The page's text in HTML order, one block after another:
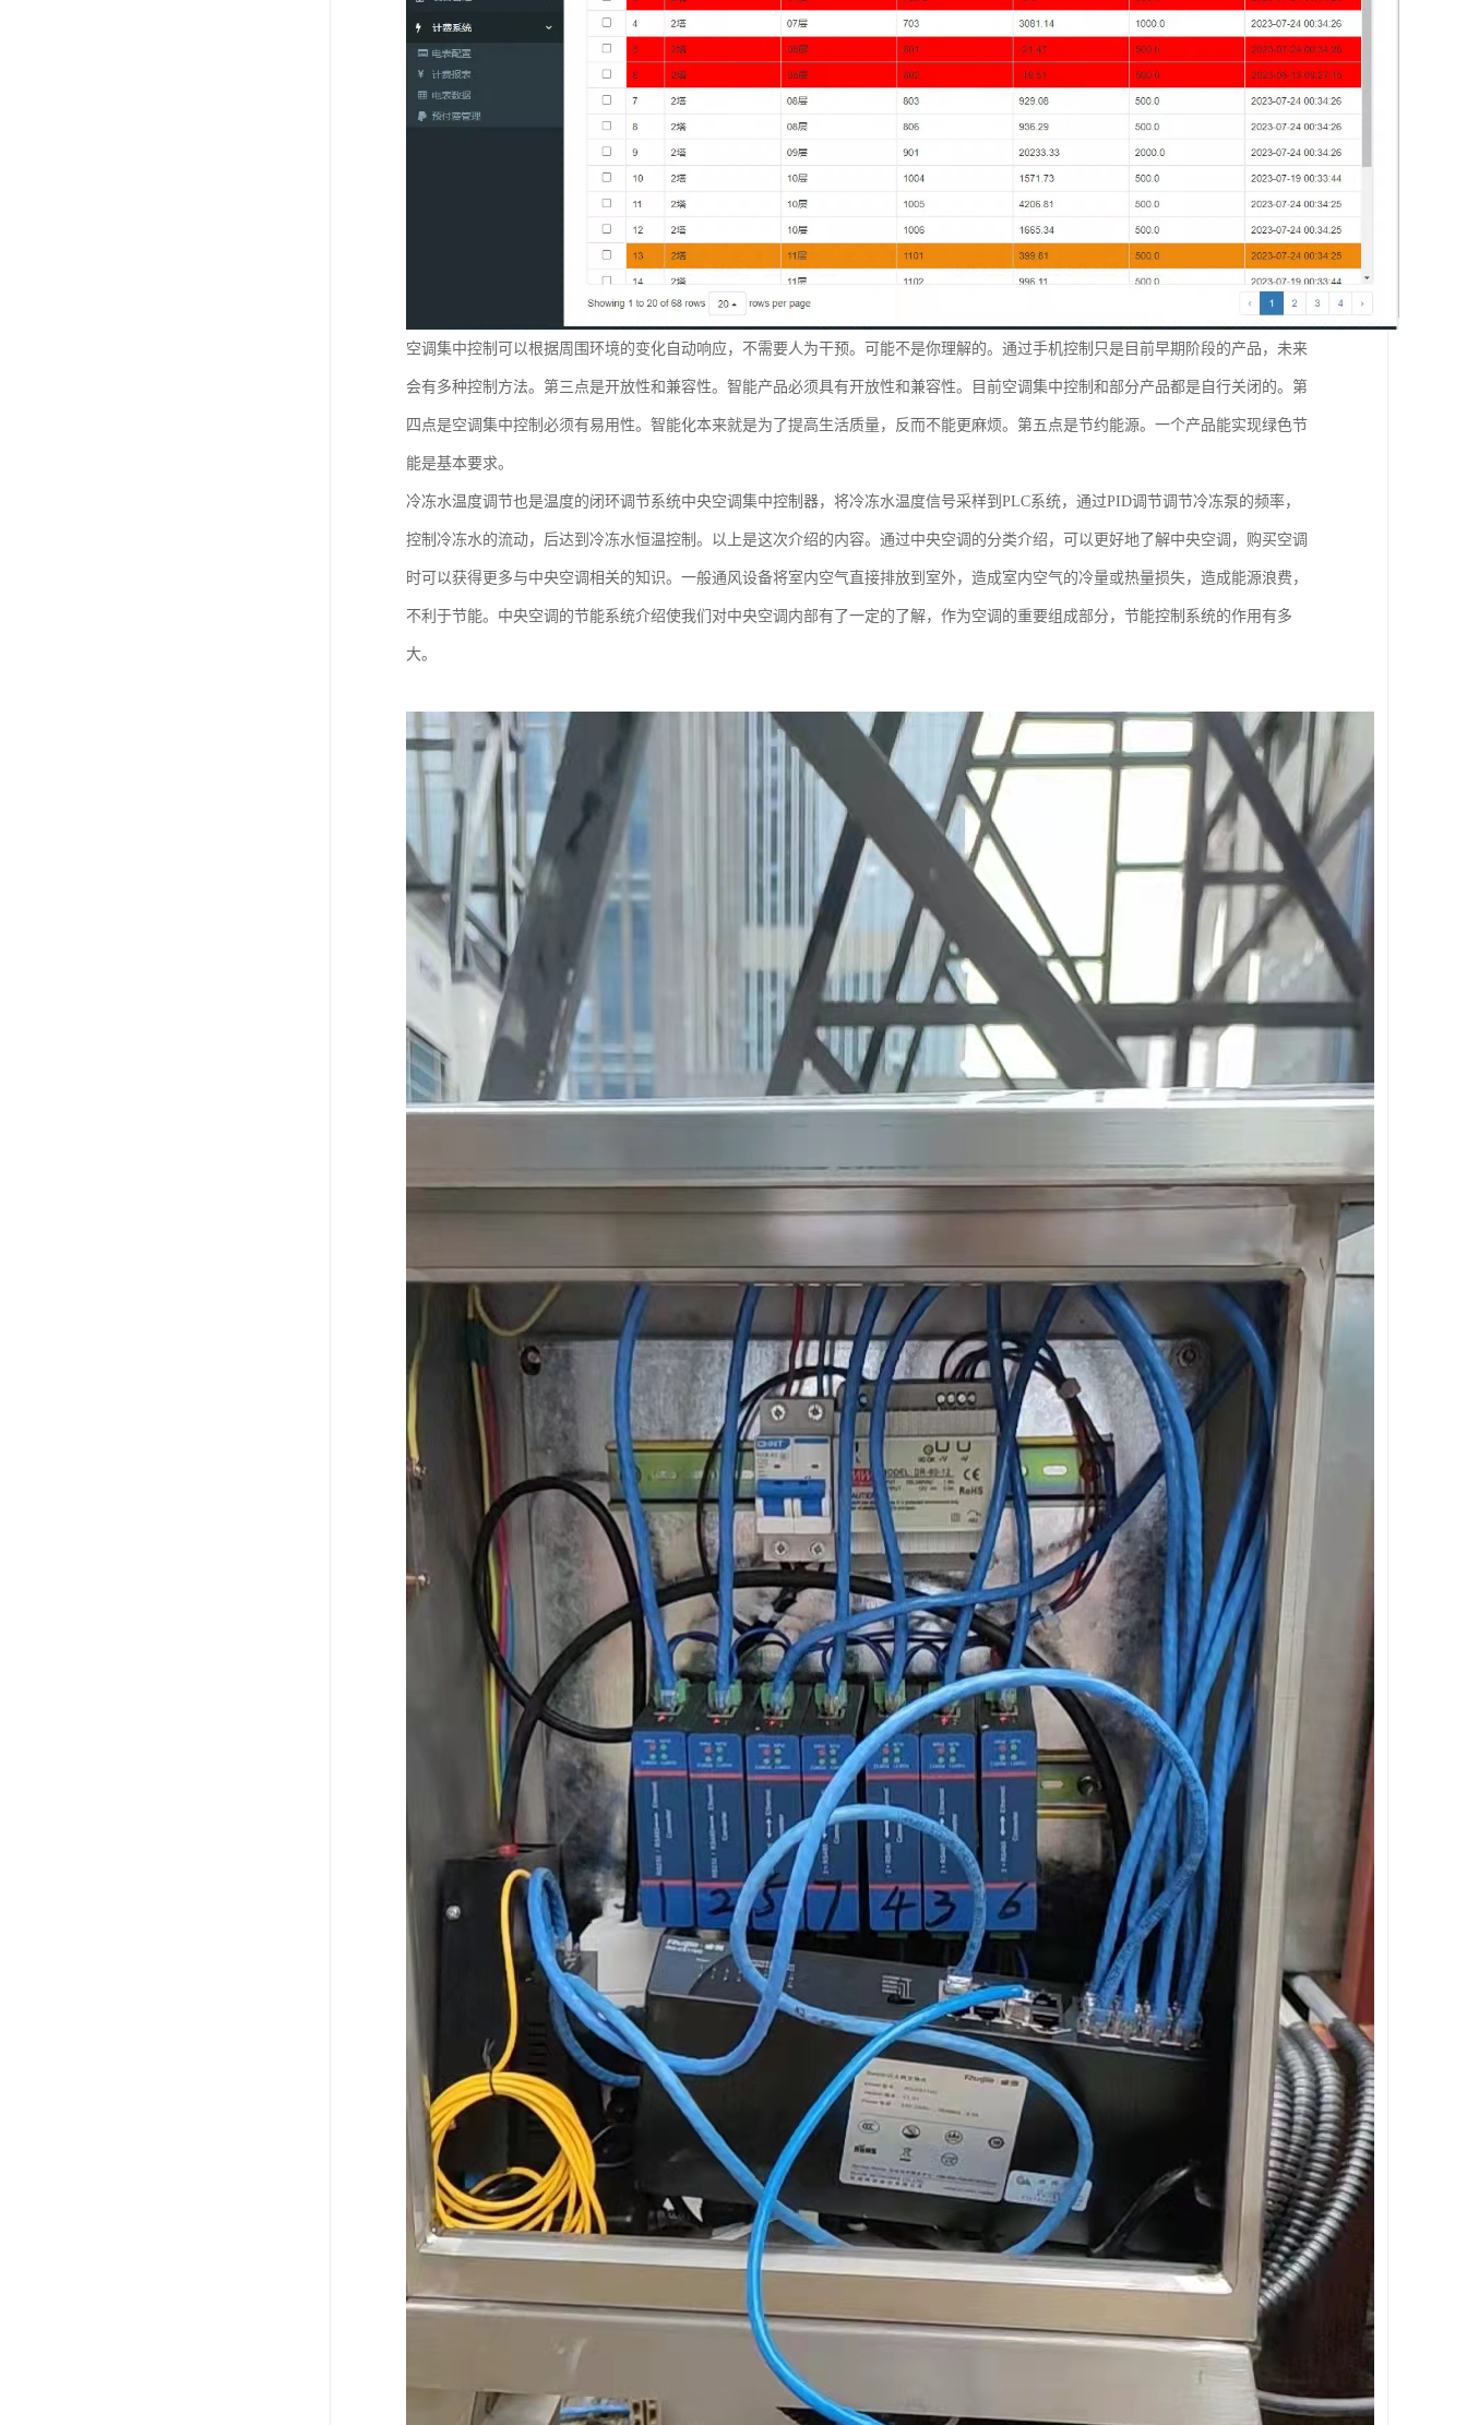
空调集中控制可以根据周围环境的变化自动响应，不需要人为干预。可能不是你理解的。通过手机控制只是目前早期阶段的产品，未来
会有多种控制方法。第三点是开放性和兼容性。智能产品必须具有开放性和兼容性。目前空调集中控制和部分产品都是自行关闭的。第
四点是空调集中控制必须有易用性。智能化本来就是为了提高生活质量，反而不能更麻烦。第五点是节约能源。一个产品能实现绿色节
能是基本要求。
冷冻水温度调节也是温度的闭环调节系统中央空调集中控制器，将冷冻水温度信号采样到PLC系统，通过PID调节调节冷冻泵的频率，
控制冷冻水的流动，后达到冷冻水恒温控制。以上是这次介绍的内容。通过中央空调的分类介绍，可以更好地了解中央空调，购买空调
时可以获得更多与中央空调相关的知识。一般通风设备将室内空气直接排放到室外，造成室内空气的冷量或热量损失，造成能源浪费，
不利于节能。中央空调的节能系统介绍使我们对中央空调内部有了一定的了解，作为空调的重要组成部分，节能控制系统的作用有多
大。